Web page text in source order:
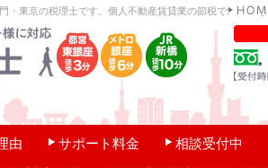
東京の税理士です。個人不動産賃貸業の節税で法人化
由 サポート料金
相談受付中